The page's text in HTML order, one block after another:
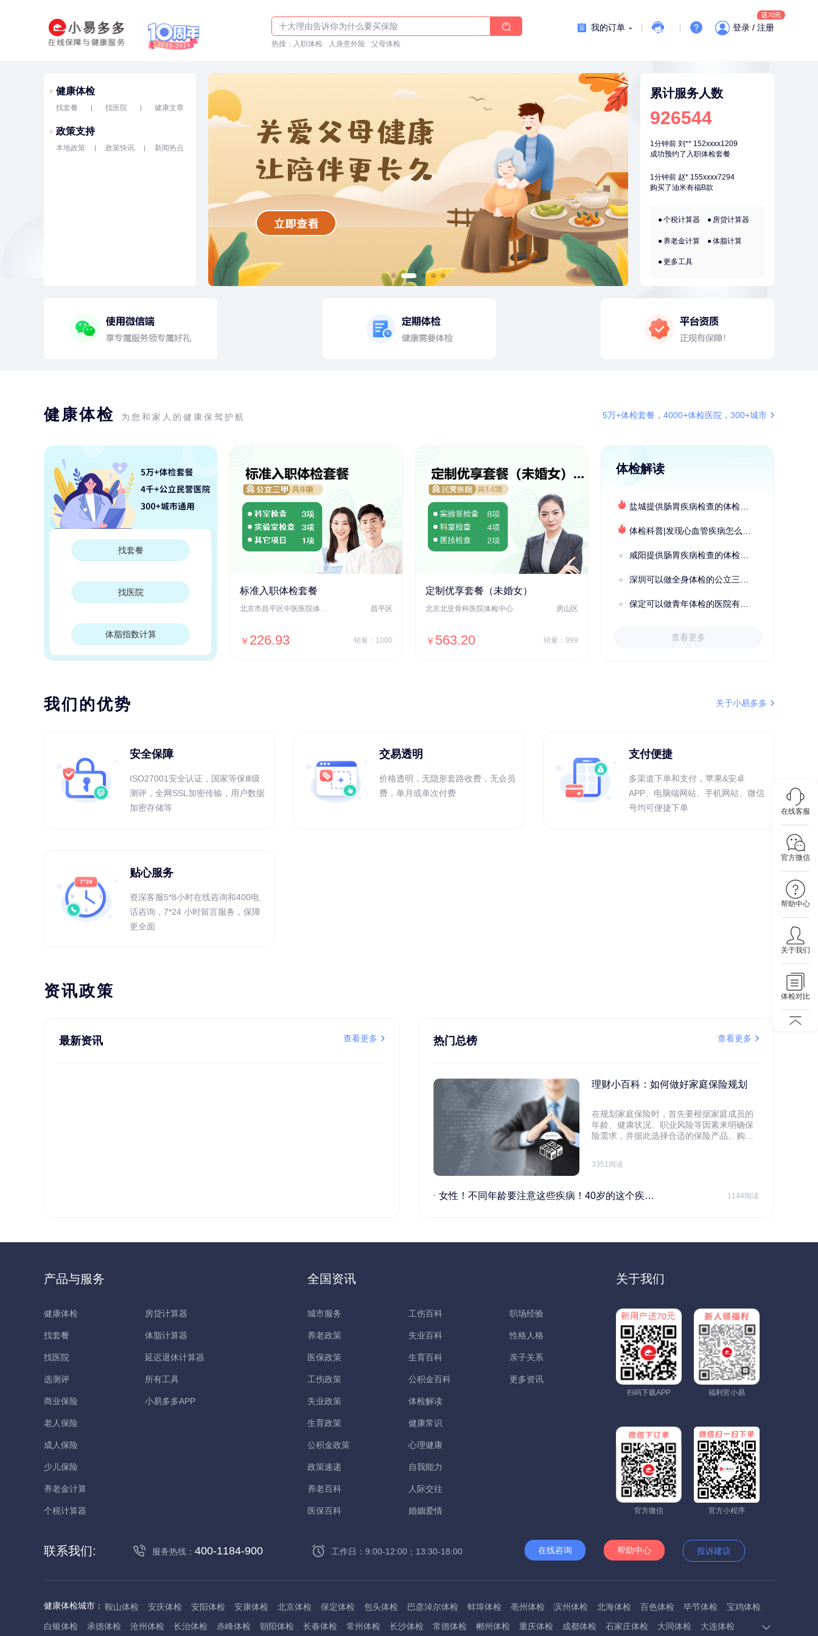
十大理由告诉你为什么要买保险
入职体检在线预约
热搜： 入职体检 人身意外险 父母体检
我的订单 登录 / 注册
健康体检
找套餐 找医院 健康文章
政策支持
本地政策 政策快讯 新闻热点
累计服务人数
926544
购买了汤臣倍健多维男士多种维生
素矿物质片1.5g*60片*2瓶
素矿物质片1.5g*60片*2瓶
成功预约了中老年套餐
刚刚 黄** 156xxxx9066
成功预约了中老年套餐
1分钟前 刘** 152xxxx1209
成功预约了入职体检套餐
1分钟前 赵* 155xxxx7294
购买了油米有福B款
购买了公牛环球旅行转换器—L07
2分钟前 林** 134xxxx5611
成功预约了心脏病套餐
购买了小熊电烤箱 DKX-F10M6
黎** 196xxxx9643
7分钟前 叶** 159xxxx4361
成功预约了男性婚前体检基础套餐
7分钟前 戴* 178xxxx6010
刚刚 毛** 138xxxx7616
素矿物质片1.5g*60片*2瓶
个税计算器 房贷计算器
养老金计算 体脂计算
更多工具
健康体检 为您和家人的健康保驾护航 5万+体检套餐，4000+体检医院，300+城市
找套餐
找医院
体脂指数计算
标准入职体检套餐
北京市昌平区中医医院体检中心 昌平区
￥ 226.93 销量：1000
定制优享套餐（未婚女）
北京北亚骨科医院体检中心 房山区
￥ 563.20 销量：999
秦皇岛市第一医院体检中心 北戴河区
体检解读
盐城提供肠胃疾病检查的体检套餐有哪些？体检机构有哪些选择？如何预约？
体检科普|发现心血管疾病怎么办？
咸阳提供肠胃疾病检查的体检套餐有哪些？体检机构有哪些选择？如何预约？
深圳可以做全身体检的公立三甲医院及体检套餐汇总
保定可以做青年体检的医院有哪些？有哪些套餐可以选择？
查看更多
我们的优势 关于小易多多
安全保障
ISO27001安全认证，国家等保Ⅲ级
测评，全网SSL加密传输，用户数据
加密存储等
交易透明
价格透明，无隐形套路收费，无会员
费，单月或单次付费
支付便捷
多渠道下单和支付，苹果&安卓
APP、电脑端网站、手机网站、微信
号均可便捷下单
贴心服务
资深客服5*8小时在线咨询和400电
话咨询，7*24 小时留言服务，保障
更全面
资讯政策
最新资讯 查看更多 热门总榜 查看更多
理财小百科：如何做好家庭保险规划
在规划家庭保险时，首先要根据家庭成员的
年龄、健康状况、职业风险等因素来明确保
险需求，并据此选择合适的保险产品。购买
规划家庭财务预算，确保保险费用不会对家
要经济支柱投保。
3351阅读
女性！不同年龄要注意这些疾病！40岁的这个疾病最需要注意！ 1144阅读
产品与服务
健康体检
找套餐
找医院
选测评
商业保险
老人保险
成人保险
少儿保险
养老金计算
个税计算器
房贷计算器
体脂计算器
延迟退休计算器
所有工具
小易多多APP
全国资讯
城市服务
养老政策
医保政策
工伤政策
失业政策
生育政策
公积金政策
政策速递
养老百科
医保百科
工伤百科
失业百科
生育百科
公积金百科
体检解读
健康常识
心理健康
自我能力
人际交往
婚姻爱情
职场经验
性格人格
亲子关系
更多资讯
关于我们
扫码下载APP 福利官小易
官方微信 官方小程序
联系我们: 服务热线： 400-1184-900 工作日：9:00-12:00；13:30-18:00 在线咨询 帮助中心 投诉建议
健康体检城市： 鞍山体检 安庆体检 安阳体检 安康体检 北京体检 保定体检 包头体检 巴彦淖尔体检 蚌埠体检 亳州体检 滨州体检 北海体检 百色体检 毕节体检
宝鸡体检
白银体检
承德体检 沧州体检 长治体检 赤峰体检 朝阳体检 长春体检 常州体检 长沙体检 常德体检 郴州体检 重庆体检 成都体检 石家庄体检 大同体检 大连体检
在线客服
官方微信
帮助中心
关于我们
体检对比